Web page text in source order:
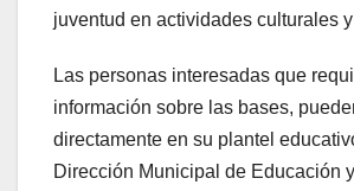
juventud en actividades culturales
Las personas interesadas que
información sobre las bases,
directamente en su plantel
Dirección Municipal de Educación